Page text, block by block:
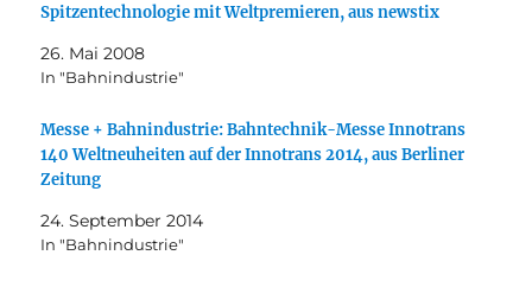
Spitzentechnologie mit Weltpremieren, aus newstix
26. Mai 2008
In "Bahnindustrie"
Messe + Bahnindustrie: Bahntechnik-Messe Innotrans
140 Weltneuheiten auf der Innotrans 2014, aus Berliner
Zeitung
24. September 2014
In "Bahnindustrie"